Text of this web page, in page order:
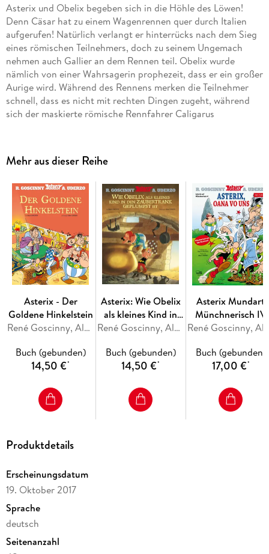
Asterix und Obelix begeben sich in die Höhle des Löwen!
Denn Cäsar hat zu einem Wagenrennen quer durch Italien
aufgerufen! Natürlich verlangt er hinterrücks nach dem Sieg
eines römischen Teilnehmers, doch zu seinem Ungemach
nehmen auch Gallier an dem Rennen teil. Obelix wurde
nämlich von einer Wahrsagerin prophezeit, dass er ein großer
Aurige wird. Während des Rennens merken die Teilnehmer
schnell, dass es nicht mit rechten Dingen zugeht, während
sich der maskierte römische Rennfahrer Caligarus
italienischen Halbinsel herrschen nicht nur Sympathien für
Cäsar vor . . .
Mehr aus dieser Reihe
Asterix - Der
Goldene Hinkelstein
René Goscinny, Albert Uderzo
Buch (gebunden)
14,50 €*
Asterix: Wie Obelix
als kleines Kind in
den ZaubertrankRené Goscinny, Albert Uderzo
Buch (gebunden)
14,50 €*
Asterix Mundart
Münchnerisch IV
Buch (gebunden)
17,00 €*
Produktdetails
Erscheinungsdatum
19. Oktober 2017
Sprache
deutsch
Seitenanzahl